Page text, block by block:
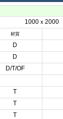
1000ｘ2000
材質
D
D
D/T/OF
T
T
T